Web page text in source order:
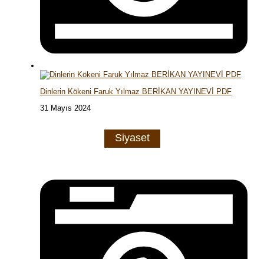
Dinlerin Kökeni Faruk Yılmaz BERİKAN YAYINEVİ PDF
31 Mayıs 2024
Siyaset